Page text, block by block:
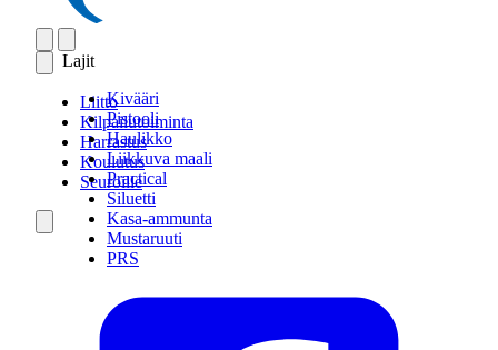
Lajit
Kivääri
Pistooli
Haulikko
Liikkuva maali
Practical
Siluetti
Kasa-ammunta
Mustaruuti
PRS
Liitto
Kilpailutoiminta
Harrastus
Koulutus
Seuroille